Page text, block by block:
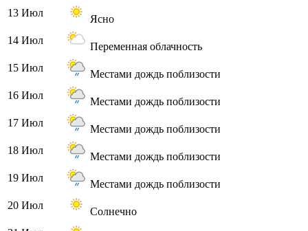
13 Июл
Ясно
14 Июл
Переменная облачность
15 Июл
Местами дождь поблизости
16 Июл
Местами дождь поблизости
17 Июл
Местами дождь поблизости
18 Июл
Местами дождь поблизости
19 Июл
Местами дождь поблизости
20 Июл
Солнечно